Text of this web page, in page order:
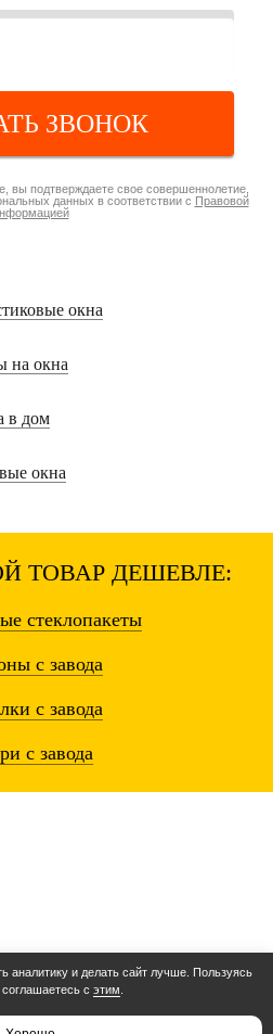
ЗВОНОК
вы подтверждаете свое совершеннолетие,
данных в соответствии с Правовой
окна
на окна
в дом
окна
ТОВАР ДЕШЕВЛЕ:
стеклопакеты
с завода
с завода
с завода
Звоните!
104-80-15
аналитику и делать сайт лучше. Пользуясь
с этим